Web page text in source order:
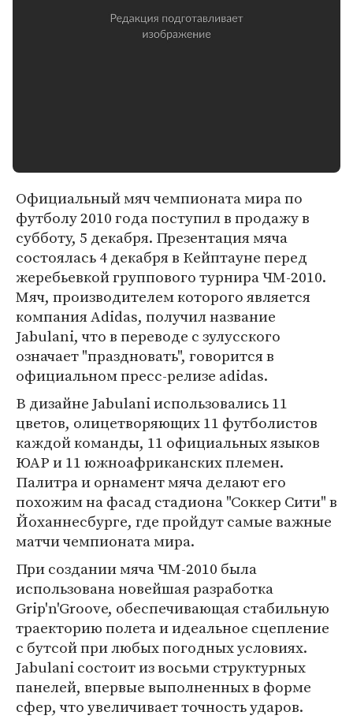
Официальный мяч чемпионата мира по
футболу 2010 года поступил в продажу в
субботу, 5 декабря. Презентация мяча
состоялась 4 декабря в Кейптауне перед
жеребьевкой группового турнира ЧМ-2010.
Мяч, производителем которого является
компания Adidas, получил название
Jabulani, что в переводе с зулусского
означает "праздновать", говорится в
официальном пресс-релизе adidas.
В дизайне Jabulani использовались 11
цветов, олицетворяющих 11 футболистов
каждой команды, 11 официальных языков
ЮАР и 11 южноафриканских племен.
Палитра и орнамент мяча делают его
похожим на фасад стадиона "Соккер Сити" в
Йоханнесбурге, где пройдут самые важные
матчи чемпионата мира.
При создании мяча ЧМ-2010 была
использована новейшая разработка
Grip'n'Groove, обеспечивающая стабильную
траекторию полета и идеальное сцепление
с бутсой при любых погодных условиях.
Jabulani состоит из восьми структурных
панелей, впервые выполненных в форме
сфер, что увеличивает точность ударов.